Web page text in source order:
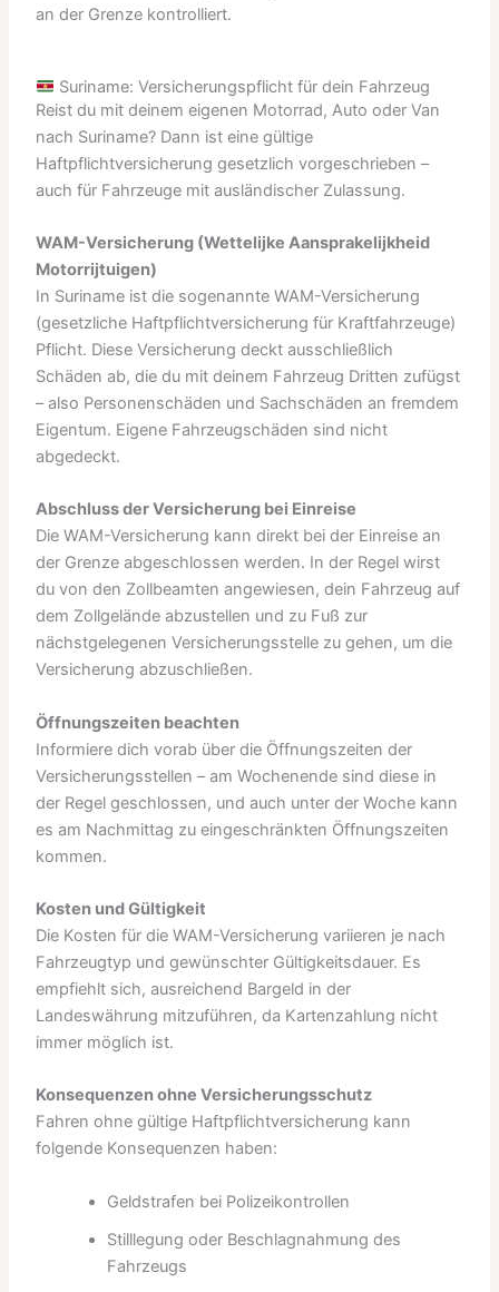
an der Grenze kontrolliert.
Suriname: Versicherungspflicht für dein Fahrzeug
Reist du mit deinem eigenen Motorrad, Auto oder Van
nach Suriname? Dann ist eine gültige
Haftpflichtversicherung gesetzlich vorgeschrieben –
auch für Fahrzeuge mit ausländischer Zulassung.
WAM-Versicherung (Wettelijke Aansprakelijkheid
Motorrijtuigen)
In Suriname ist die sogenannte WAM-Versicherung
(gesetzliche Haftpflichtversicherung für Kraftfahrzeuge)
Pflicht. Diese Versicherung deckt ausschließlich
Schäden ab, die du mit deinem Fahrzeug Dritten zufügst
– also Personenschäden und Sachschäden an fremdem
Eigentum. Eigene Fahrzeugschäden sind nicht
abgedeckt.
Abschluss der Versicherung bei Einreise
Die WAM-Versicherung kann direkt bei der Einreise an
der Grenze abgeschlossen werden. In der Regel wirst
du von den Zollbeamten angewiesen, dein Fahrzeug auf
dem Zollgelände abzustellen und zu Fuß zur
nächstgelegenen Versicherungsstelle zu gehen, um die
Versicherung abzuschließen.
Öffnungszeiten beachten
Informiere dich vorab über die Öffnungszeiten der
Versicherungsstellen – am Wochenende sind diese in
der Regel geschlossen, und auch unter der Woche kann
es am Nachmittag zu eingeschränkten Öffnungszeiten
kommen.
Kosten und Gültigkeit
Die Kosten für die WAM-Versicherung variieren je nach
Fahrzeugtyp und gewünschter Gültigkeitsdauer. Es
empfiehlt sich, ausreichend Bargeld in der
Landeswährung mitzuführen, da Kartenzahlung nicht
immer möglich ist.
Konsequenzen ohne Versicherungsschutz
Fahren ohne gültige Haftpflichtversicherung kann
folgende Konsequenzen haben:
Geldstrafen bei Polizeikontrollen
Stilllegung oder Beschlagnahmung des
Fahrzeugs